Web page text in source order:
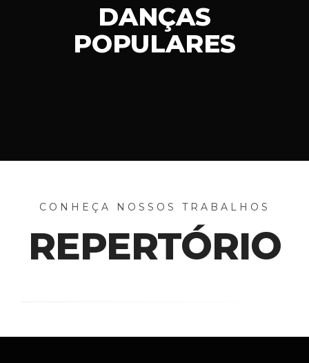
DANÇAS
POPULARES
CONHEÇA NOSSOS TRABALHOS
REPERTÓRIO